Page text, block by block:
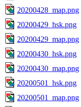
20200428_map.png
20200429_hsk.png
20200429_map.png
20200430_hsk.png
20200430_map.png
20200501_hsk.png
20200501_map.png